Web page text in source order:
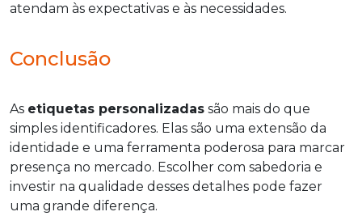
atendam às expectativas e às necessidades.
Conclusão
As etiquetas personalizadas são mais do que
simples identificadores. Elas são uma extensão da
identidade e uma ferramenta poderosa para marcar
presença no mercado. Escolher com sabedoria e
investir na qualidade desses detalhes pode fazer
uma grande diferença.